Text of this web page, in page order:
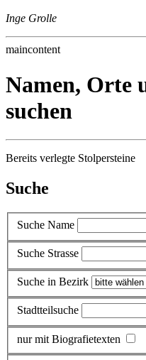
Inge Grolle
maincontent
Namen, Orte
suchen
Bereits verlegte Stolpersteine
Suche
Suche Name
Suche Strasse
Suche in Bezirk
Stadtteilsuche
nur mit Biografietexten